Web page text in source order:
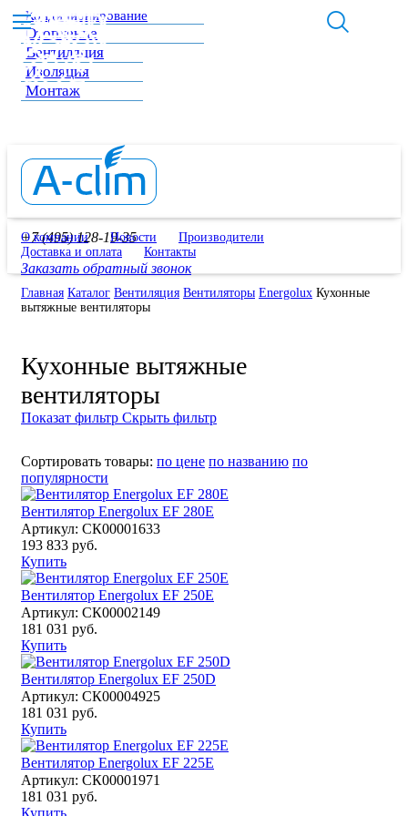
Кондиционирование
Отопление
Вентиляция
Изоляция
Монтаж
+7 (495) 128-19-35
Заказать обратный звонок
О компании Новости
Производители
Доставка и оплата
Контакты
Главная Каталог Вентиляция Вентиляторы Energolux Кухонные
вытяжные вентиляторы
Кухонные вытяжные
вентиляторы
Показат фильтр Скрыть фильтр
Сортировать товары: по цене по названию по
популярности
Вентилятор Energolux EF 280E
Артикул: СК00001633
193 833 руб.
Купить
Вентилятор Energolux EF 250E
Артикул: СК00002149
181 031 руб.
Купить
Вентилятор Energolux EF 250D
Артикул: СК00004925
181 031 руб.
Купить
Вентилятор Energolux EF 225E
Артикул: СК00001971
181 031 руб.
Купить